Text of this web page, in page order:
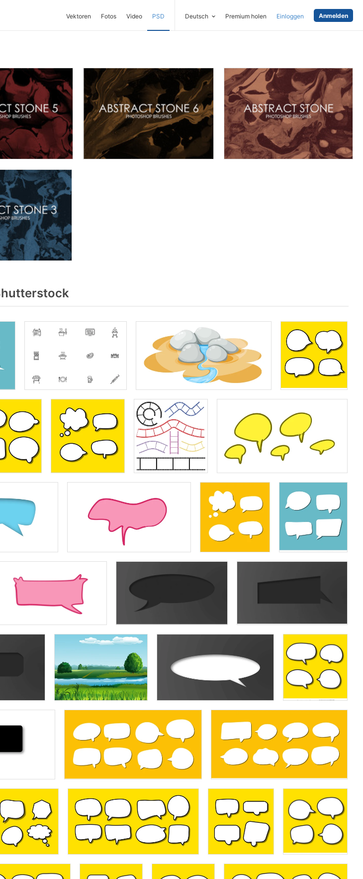
Vektoren Fotos Video PSD Deutsch Premium holen Einloggen Anmelden